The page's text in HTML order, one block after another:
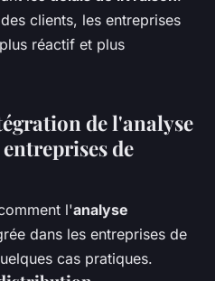
clients, les entreprises
réactif et plus
de l'analyse
de
l'analyse
dans les entreprises de
cas pratiques.